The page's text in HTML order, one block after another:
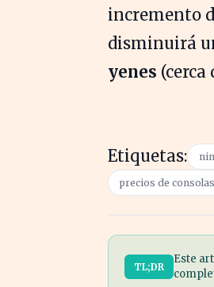
incremento
disminuirá
yenes (cerca
Etiquetas:
precios de consolas
TL;DR
Este